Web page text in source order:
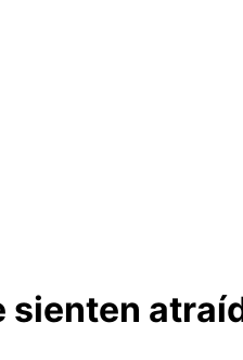
sienten